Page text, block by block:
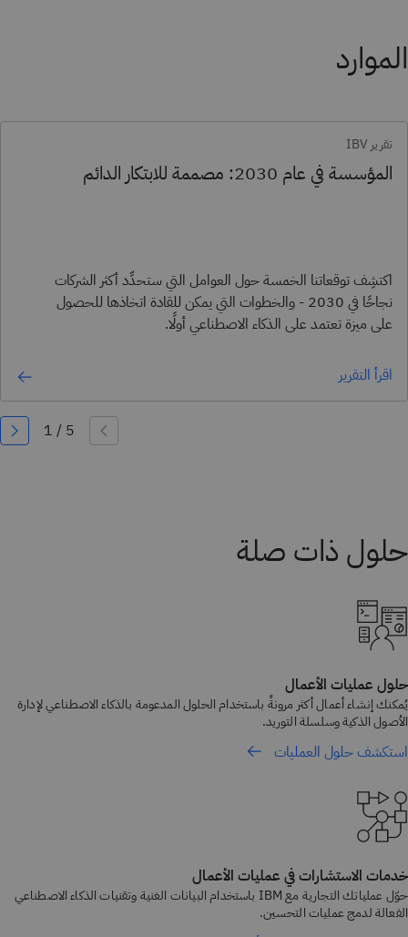
الموارد
تقرير IBV
المؤسسة في عام 2030: مصممة للابتكار الدائم
اكتشِف توقعاتنا الخمسة حول العوامل التي ستحدِّد أكثر الشركات
نجاحًا في 2030 - والخطوات التي يمكن للقادة اتخاذها للحصول
على ميزة تعتمد على الذكاء الاصطناعي أولًا.
اقرأ التقرير
حلول عمليات الأعمال
يُمكنك إنشاء أعمال أكثر مرونةً باستخدام الحلول المدعومة بالذكاء الاصطناعي لإدارة
الأصول الذكية وسلسلة التوريد.
استكشف حلول العمليات
خدمات الاستشارات في عمليات الأعمال
حوّل عملياتك التجارية مع IBM باستخدام البيانات الغنية وتقنيات الذكاء الاصطناعي
الفعالة لدمج عمليات التحسين.